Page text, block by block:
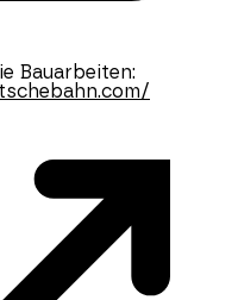
Bauarbeiten: